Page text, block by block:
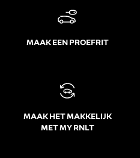
MAAK EEN PROEFRIT
MAAK HET MAKKELIJK
MET MY RNLT